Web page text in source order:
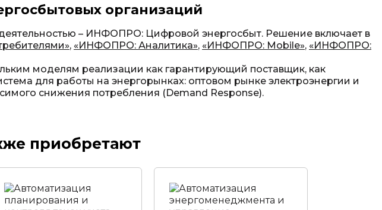
организаций
– ИНФОПРО: Цифровой энергосбыт. Решение включает в
, «ИНФОПРО: Аналитика», «ИНФОПРО: Mobile», «ИНФОПРО:
моделям реализации как гарантирующий поставщик, как
для работы на энергорынках: оптовом рынке электроэнергии и
снижения потребления (Demand Response).
приобретают